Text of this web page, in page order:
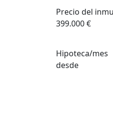
Precio del
399.000 €
Hipoteca/mes
desde